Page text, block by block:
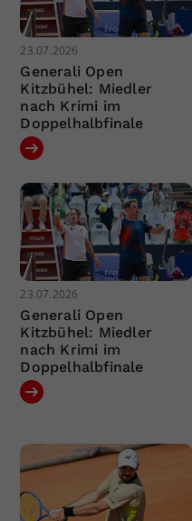
23.07.2026
Generali Open
Kitzbühel: Miedler
nach Krimi im
Doppelhalbfinale
23.07.2026
Generali Open
Kitzbühel: Miedler
nach Krimi im
Doppelhalbfinale